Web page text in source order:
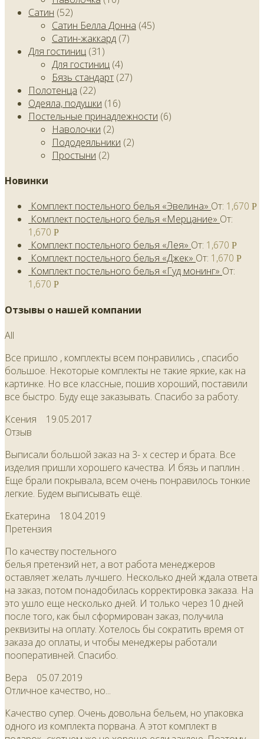
Сатин (52)
Сатин Белла Донна (45)
Сатин-жаккард (7)
Для гостиниц (31)
Для гостиниц (4)
Бязь стандарт (27)
Полотенца (22)
Одеяла, подушки (16)
Постельные принадлежности (6)
Наволочки (2)
Пододеяльники (2)
Простыни (2)
Новинки
Комплект постельного белья «Эвелина» От: 1,670 Р
Комплект постельного белья «Мерцание» От:
1,670 Р
Комплект постельного белья «Лея» От: 1,670 Р
Комплект постельного белья «Джек» От: 1,670 Р
Комплект постельного белья «Гуд монинг» От:
1,670 Р
Отзывы о нашей компании
All
Все пришло , комплекты всем понравились , спасибо
большое. Некоторые комплекты не такие яркие, как на
картинке. Но все классные, пошив хороший, поставили
все быстро. Буду еще заказывать. Спасибо за работу.
Ксения 19.05.2017
Отзыв
Выписали большой заказ на 3- х сестер и брата. Все
изделия пришли хорошего качества. И бязь и паплин .
Еще брали покрывала, всем очень понравилось тонкие
легкие. Будем выписывать ещё.
Екатерина 18.04.2019
Претензия
По качеству постельного
белья претензий нет, а вот работа менеджеров
оставляет желать лучшего. Несколько дней ждала ответа
на заказ, потом понадобилась корректировка заказа. На
это ушло еще несколько дней. И только через 10 дней
после того, как был сформирован заказ, получила
реквизиты на оплату. Хотелось бы сократить время от
заказа до оплаты, и чтобы менеджеры работали
пооперативней. Спасибо.
Вера 05.07.2019
Отличное качество, но...
Качество супер. Очень довольна бельем, но упаковка
одного из комплекта порвана. А этот комплект в